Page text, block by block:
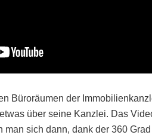
Büroräumen der
über seine Kanzlei. Das
sich dann, dank der 360